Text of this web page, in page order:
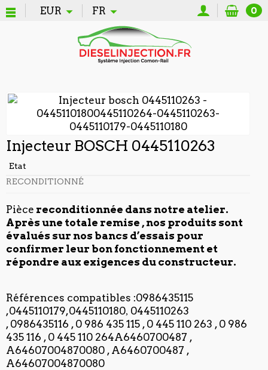
EUR FR 0
Injecteur BOSCH 0445110263
Etat
RECONDITIONNÉ
Pièce reconditionnée dans notre atelier.
Après une totale remise , nos produits sont
évalués sur nos bancs d’essais pour
confirmer leur bon fonctionnement et
répondre aux exigences du constructeur.
Références compatibles :0986435115
,0445110179,0445110180, 0445110263
, 0986435116 , 0 986 435 115 , 0 445 110 263 , 0 986
435 116 , 0 445 110 264A6460700487 ,
A64607004870080 , A6460700487 ,
A64607004870080